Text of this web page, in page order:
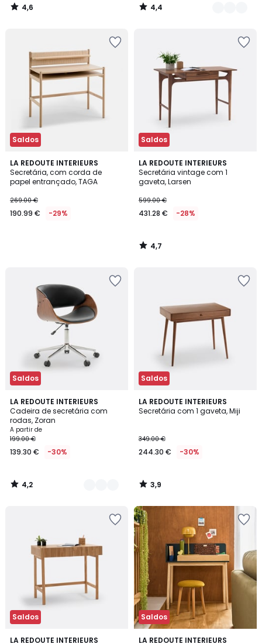
4,6
/
4,4
/
Saldos
LA REDOUTE INTERIEURS
Secretária, com corda de
papel entrançado, TAGA
269.00 €
190.99 € -29%
Saldos
LA REDOUTE INTERIEURS
Secretária vintage com 1
gaveta, Larsen
599.00 €
431.28 € -28%
4,7
/ 5
4,7
/
Saldos
LA REDOUTE INTERIEURS
Cadeira de secretária com
rodas, Zoran
A partir de
199.00 €
139.30 € -30%
4,2
/ 5
2
Cores
4,2
/
Saldos
LA REDOUTE INTERIEURS
Secretária com 1 gaveta, Miji
349.00 €
244.30 € -30%
3,9
/ 5
3,9
/
Saldos
LA REDOUTE INTERIEURS
3,1
Saldos
LA REDOUTE INTERIEURS
4,4
3